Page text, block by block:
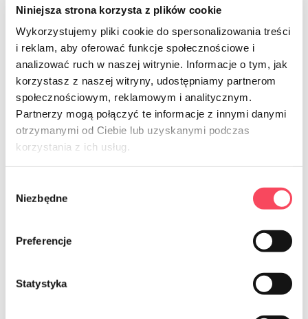
Niniejsza strona korzysta z plików cookie
Wykorzystujemy pliki cookie do spersonalizowania treści
i reklam, aby oferować funkcje społecznościowe i
analizować ruch w naszej witrynie. Informacje o tym, jak
korzystasz z naszej witryny, udostępniamy partnerom
społecznościowym, reklamowym i analitycznym.
Partnerzy mogą połączyć te informacje z innymi danymi
otrzymanymi od Ciebie lub uzyskanymi podczas
korzystania z ich usług.
zgody
Niezbędne
Preferencje
Statystyka
7355075 -40%
viGO! Récipient à salade taille L - 25
pièces
29,99 zł 49,99 zł
7355050 -40%
viGO! Récipient à salade taille M - 25
pièces
25,73 zł 42,89 zł
+